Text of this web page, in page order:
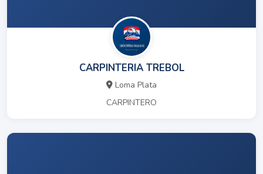
CARPINTERIA TREBOL
Loma Plata
CARPINTERO